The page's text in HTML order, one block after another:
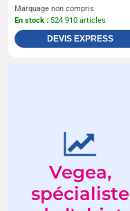
Marquage non compris
En stock : 524 910 articles
DEVIS EXPRESS
Vegea,
spécialiste